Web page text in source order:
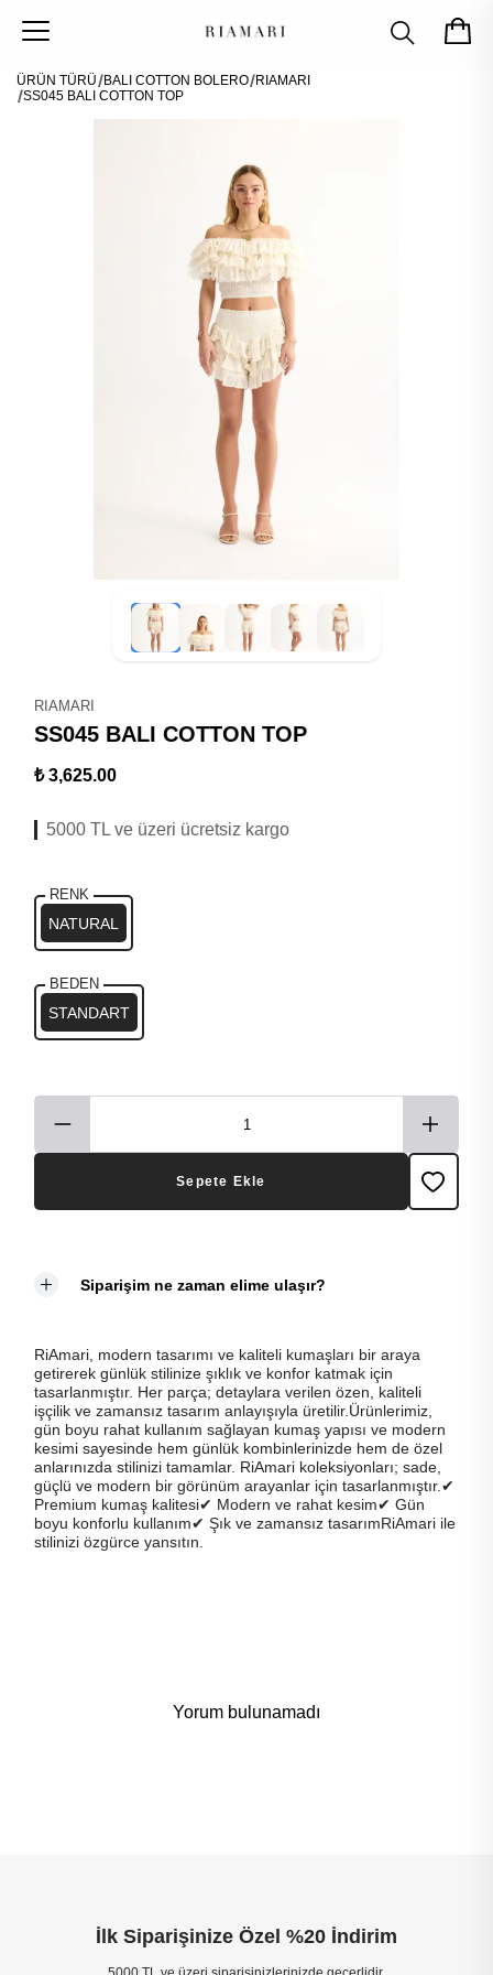
ÜRÜN TÜRÜ BALI COTTON BOLERO RIAMARI
SS045 BALI COTTON TOP
RIAMARI
SS045 BALI COTTON TOP
₺ 3,625.00
5000 TL ve üzeri ücretsiz kargo
RENK
NATURAL
BEDEN
STANDART
Sepete Ekle
Siparişim ne zaman elime ulaşır?
RiAmari, modern tasarımı ve kaliteli kumaşları bir araya
getirerek günlük stilinize şıklık ve konfor katmak için
tasarlanmıştır. Her parça; detaylara verilen özen, kaliteli
işçilik ve zamansız tasarım anlayışıyla üretilir.Ürünlerimiz,
gün boyu rahat kullanım sağlayan kumaş yapısı ve modern
kesimi sayesinde hem günlük kombinlerinizde hem de özel
anlarınızda stilinizi tamamlar. RiAmari koleksiyonları; sade,
güçlü ve modern bir görünüm arayanlar için tasarlanmıştır.✔
Premium kumaş kalitesi✔ Modern ve rahat kesim✔ Gün
boyu konforlu kullanım✔ Şık ve zamansız tasarımRiAmari ile
stilinizi özgürce yansıtın.
Yorum bulunamadı
İlk Siparişinize Özel %20 İndirim